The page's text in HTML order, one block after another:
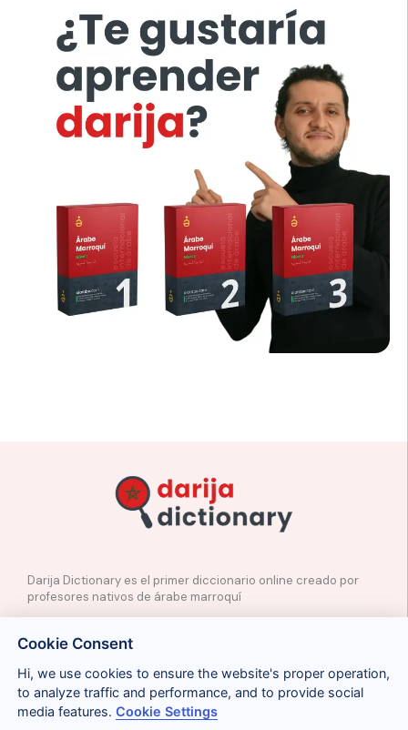
Darija Dictionary es el primer diccionario online creado por
profesores nativos de árabe marroquí
Contacto
📲Redes Sociales
🤝🏼Proponer palabras
Cookie Consent
Hi, we use cookies to ensure the website's proper operation,
to analyze traffic and performance, and to provide social
media features.Cookie Settings